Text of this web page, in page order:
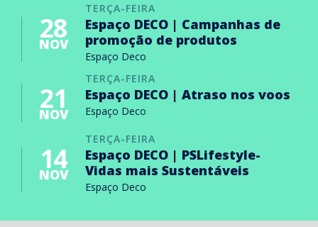
TERÇA-FEIRA
28
NOV
Espaço DECO | Campanhas de
promoção de produtos
Espaço Deco
TERÇA-FEIRA
21
NOV
Espaço DECO | Atraso nos voos
Espaço Deco
TERÇA-FEIRA
14
NOV
Espaço DECO | PSLifestyle-
Vidas mais Sustentáveis
Espaço Deco